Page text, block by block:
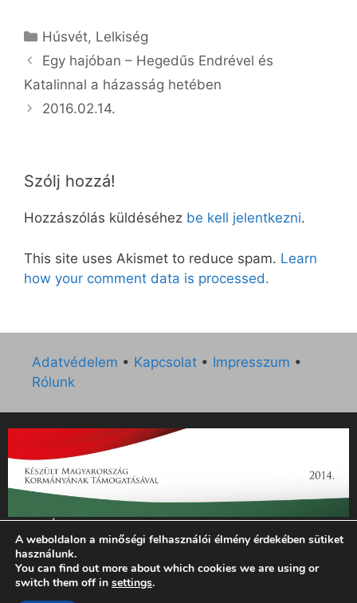
Kategória
Húsvét, Lelkiség
Egy hajóban – Hegedűs Endrével és
Katalinnal a házasság hetében
2016.02.14.
Szólj hozzá!
Hozzászólás küldéséhez be kell jelentkezni.
This site uses Akismet to reduce spam. Learn
how your comment data is processed.
Adatvédelem • Kapcsolat • Impresszum •
Rólunk
„Az Új Ember katolikus hetilap 2014. évi működésének
támogatását az EGYH-KCP-14-P-0121 sz. támogatási
szerződés keretében 3 000 000 Ft összegben támogatta az
Emberi Erőforrások Minisztériuma.”
A weboldalon a minőségi felhasználói élmény érdekében sütiket
használunk.
You can find out more about which cookies we are using or
switch them off in settings.